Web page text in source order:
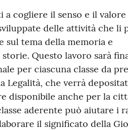
cogliere il senso e il
delle attività che li
sul tema della memoria e
Questo lavoro sarà
per ciascuna classe da
Legalità, che verrà
disponibile anche per la
aderente può aiutare i
il significato della